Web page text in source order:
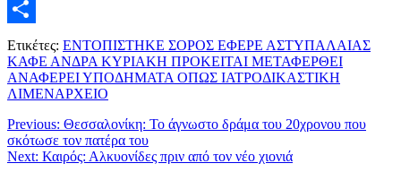
Twitter
Μοιραστείτε
Ετικέτες: ΕΝΤΟΠΙΣΤΗΚΕ ΣΟΡΟΣ ΕΦΕΡΕ ΑΣΤΥΠΑΛΑΙΑΣ
ΚΑΦΕ ΑΝΔΡΑ ΚΥΡΙΑΚΗ ΠΡΟΚΕΙΤΑΙ ΜΕΤΑΦΕΡΘΕΙ
ΑΝΑΦΕΡΕΙ ΥΠΟΔΗΜΑΤΑ ΟΠΩΣ ΙΑΤΡΟΔΙΚΑΣΤΙΚΗ
ΛΙΜΕΝΑΡΧΕΙΟ
Previous: Θεσσαλονίκη: Το άγνωστο δράμα του 20χρονου που
σκότωσε τον πατέρα του
Next: Καιρός: Αλκυονίδες πριν από τον νέο χιονιά